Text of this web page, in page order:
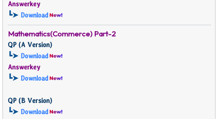
Answerkey
┗➤ Download
Mathematics(Commerce) Part-2
QP (A Version)
┗➤ Download
Answerkey
┗➤ Download
QP (B Version)
┗➤ Download